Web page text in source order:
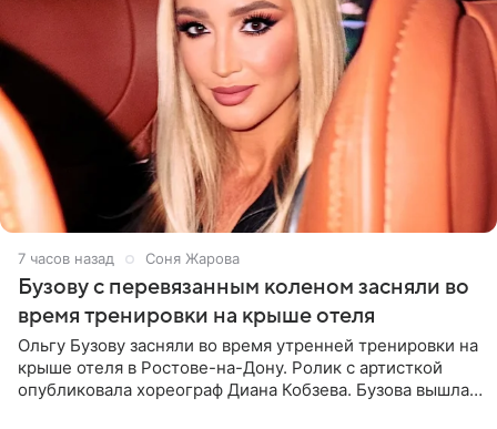
7 часов назад Соня Жарова
Бузову с перевязанным коленом засняли во
время тренировки на крыше отеля
Ольгу Бузову засняли во время утренней тренировки на
крыше отеля в Ростове-на-Дону. Ролик с артисткой
опубликовала хореограф Диана Кобзева. Бузова вышла